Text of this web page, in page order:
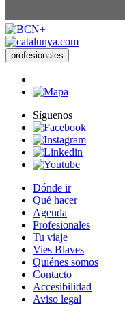
profesionales
Síguenos
Dónde ir
Qué hacer
Agenda
Profesionales
Tu viaje
Vies Blaves
Quiénes somos
Contacto
Accesibilidad
Aviso legal